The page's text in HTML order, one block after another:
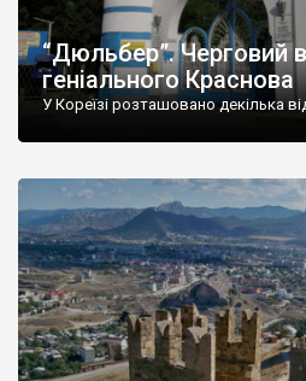
“Дюльбер”. Черговий
геніального Краснова
У Кореїзі розташовано декілька